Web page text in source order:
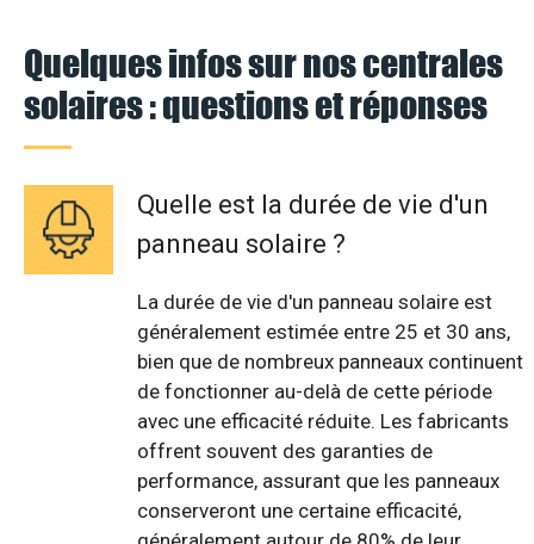
Quelques infos sur nos centrales
solaires : questions et réponses
Quelle est la durée de vie d'un
panneau solaire ?
La durée de vie d'un panneau solaire est
généralement estimée entre 25 et 30 ans,
bien que de nombreux panneaux continuent
de fonctionner au-delà de cette période
avec une efficacité réduite. Les fabricants
offrent souvent des garanties de
performance, assurant que les panneaux
conserveront une certaine efficacité,